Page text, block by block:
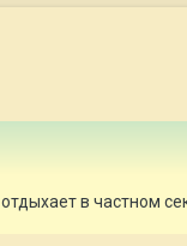
в частном